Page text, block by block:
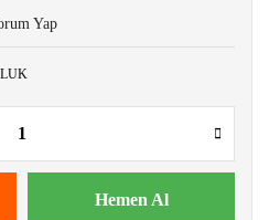
Yap
LUK
Hemen Al